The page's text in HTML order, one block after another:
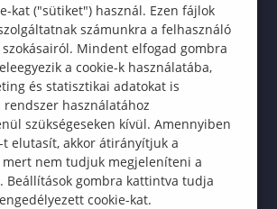
kat ("sütiket") használ. Ezen fájlok
számunkra a felhasználó
Mindent elfogad gombra
a cookie-k használatába,
és statisztikai adatokat is
rendszer használatához
szükségeseken kívül. Amennyiben
elutasít, akkor átirányítjuk a
mert nem tudjuk megjeleníteni a
Beállítások gombra kattintva tudja
cookie-kat.